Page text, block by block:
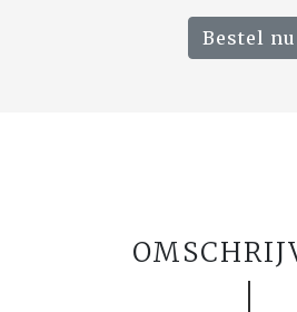
Bestel nu